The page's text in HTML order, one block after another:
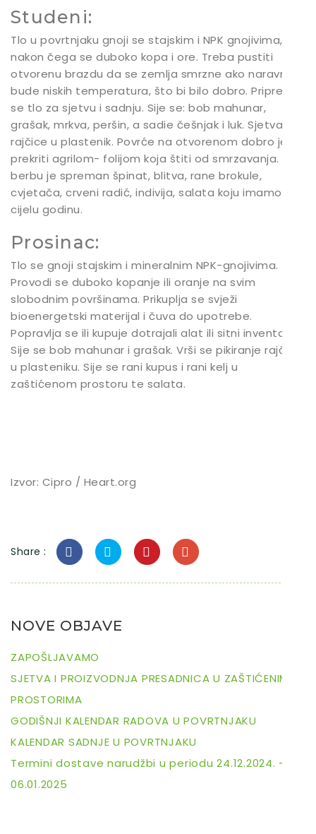
Studeni:
Tlo u povrtnjaku gnoji se stajskim i NPK gnojivima,
nakon čega se duboko kopa i ore. Treba pustiti
otvorenu brazdu da se zemlja smrzne ako naravno
bude niskih temperatura, što bi bilo dobro. Priprema
se tlo za sjetvu i sadnju. Sije se: bob mahunar,
grašak, mrkva, peršin, a sadie češnjak i luk. Sjetva
rajčice u plastenik. Povrće na otvorenom dobro je
prekriti agrilom- folijom koja štiti od smrzavanja. Za
berbu je spreman špinat, blitva, rane brokule,
cvjetača, crveni radić, indivija, salata koju imamo
cijelu godinu.
Prosinac:
Tlo se gnoji stajskim i mineralnim NPK-gnojivima.
Provodi se duboko kopanje ili oranje na svim
slobodnim površinama. Prikuplja se svježi
bioenergetski materijal i čuva do upotrebe.
Popravlja se ili kupuje dotrajali alat ili sitni inventar.
Sije se bob mahunar i grašak. Vrši se pikiranje rajčice
u plasteniku. Sije se rani kupus i rani kelj u
zaštićenom prostoru te salata.
Izvor: Cipro / Heart.org
Share :
NOVE OBJAVE
ZAPOŠLJAVAMO
SJETVA I PROIZVODNJA PRESADNICA U ZAŠTIĆENIM
PROSTORIMA
GODIŠNJI KALENDAR RADOVA U POVRTNJAKU
KALENDAR SADNJE U POVRTNJAKU
Termini dostave narudžbi u periodu 24.12.2024. –
06.01.2025